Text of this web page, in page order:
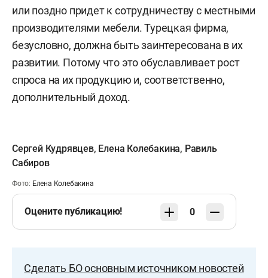
или поздно придет к сотрудничеству с местными
производителями мебели. Турецкая фирма,
безусловно, должна быть заинтересована в их
развитии. Потому что это обуславливает рост
спроса на их продукцию и, соответственно,
дополнительный доход.
Сергей Кудрявцев, Елена Колебакина, Равиль
Сабиров
Фото: Елена Колебакина
Оцените публикацию! 0
Сделать БО основным источником новостей